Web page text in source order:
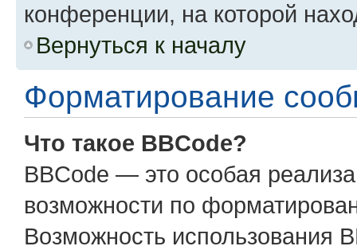
конференции, на которой
Вернуться к началу
Форматирование
Что такое BBCode?
BBCode — это особая
возможности по
Возможность использования